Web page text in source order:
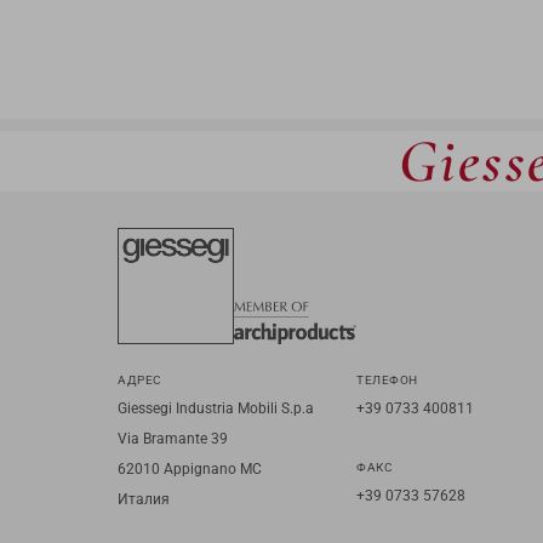
АДРЕС
Giessegi Industria Mobili S.p.a
Via Bramante 39
62010 Appignano MC
Италия
ТЕЛЕФОН
+39 0733 400811
ФАКС
+39 0733 57628